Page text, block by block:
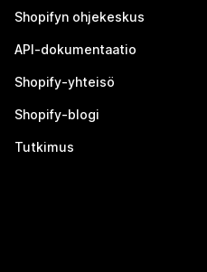
Shopifyn ohjekeskus
API-dokumentaatio
Shopify-yhteisö
Shopify-blogi
Tutkimus